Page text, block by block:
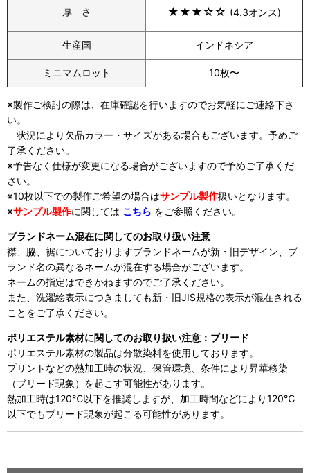
厚 さ ★ ★ ★ ☆☆ (4.3オンス)
生産国 インドネシア
ミニマムロット 10枚〜
※製作ご検討の際は、在庫確認を行いますのでお気軽にご連絡下さ
い。
状況により欠品カラー・サイズがある場合もございます。予めご
了承ください。
※予告なく仕様が変更になる場合がございますので予めご了承くだ
さい。
※10枚以下での製作ご希望の場合はサンプル製作扱いとなります。
※サンプル製作に関しては こちら をご参照ください。
ブランドネーム混在に関してのお取り扱い注意
襟、脇、裾についておりますブランドネームが新・旧デザイン、ブ
ランド名の異なるネームが混在する場合がございます。
ネームの指定はできかねますのでご了承ください。
また、洗濯絵表示につきましても新・旧JIS規格の表示が混在される
ことをご了承ください。
ポリエステル素材に関してのお取り扱い注意：ブリード
ポリエステル素材の製品は分散染料を使用しております。
プリントなどの熱加工時の状況、保管環境、条件により昇華移染
（ブリード現象）を起こす可能性があります。
熱加工時は120℃以下を推奨しますが、加工時間などにより120℃
以下でもブリード現象が起こる可能性があります。